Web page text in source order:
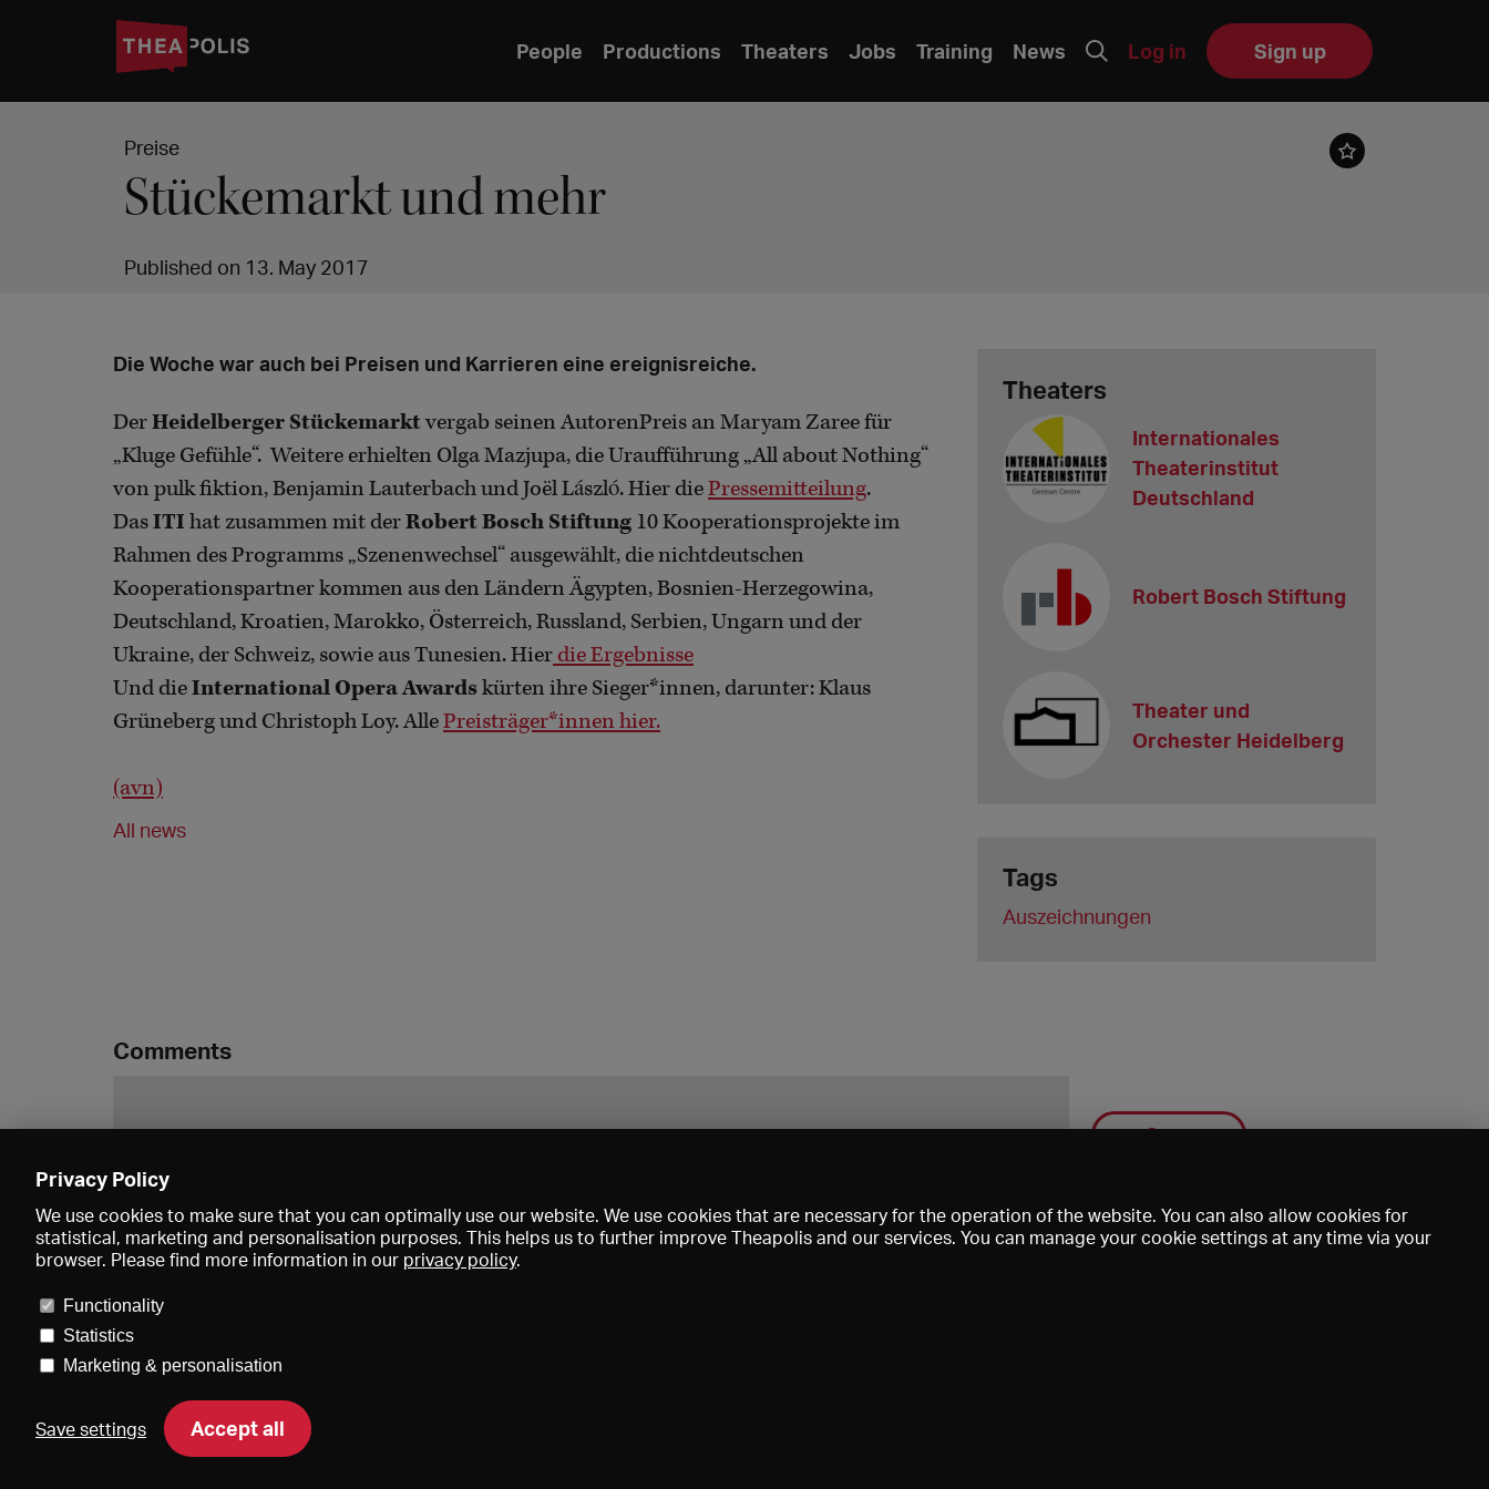
People Productions Theaters Jobs Training News Log in Sign up
Preise
Stückemarkt und mehr
Published on 13. May 2017
Die Woche war auch bei Preisen und Karrieren eine ereignisreiche.
DerHeidelberger Stückemarkt vergab seinen AutorenPreis an Maryam Zaree für
„Kluge Gefühle“. Weitere erhielten Olga Mazjupa, die Uraufführung „All about Nothing“
von pulk fiktion, Benjamin Lauterbach und Joël László. Hier diePressemitteilung.
DasITI hat zusammen mit derRobert Bosch Stiftung 10 Kooperationsprojekte im
Rahmen des Programms „Szenenwechsel“ ausgewählt, die nichtdeutschen
Kooperationspartner kommen aus den Ländern Ägypten, Bosnien-Herzegowina,
Deutschland, Kroatien, Marokko, Österreich, Russland, Serbien, Ungarn und der
Ukraine, der Schweiz, sowie aus Tunesien. Hier die Ergebnisse
Und dieInternational Opera Awardskürten ihre Sieger*innen, darunter: Klaus
Grüneberg und Christoph Loy. AllePreisträger*innen hier.
(avn)
All news
Theaters
Internationales
Theaterinstitut
Deutschland
Robert Bosch Stiftung
Theater und
Orchester Heidelberg
Tags
Auszeichnungen
Comments
Save
Privacy Policy
We use cookies to make sure that you can optimally use our website. We use cookies that are necessary for the operation of the website. You can also allow cookies for
statistical, marketing and personalisation purposes. This helps us to further improve Theapolis and our services. You can manage your cookie settings at any time via your
browser. Please find more information in our privacy policy.
Functionality
Statistics
Marketing & personalisation
Save settings Accept all